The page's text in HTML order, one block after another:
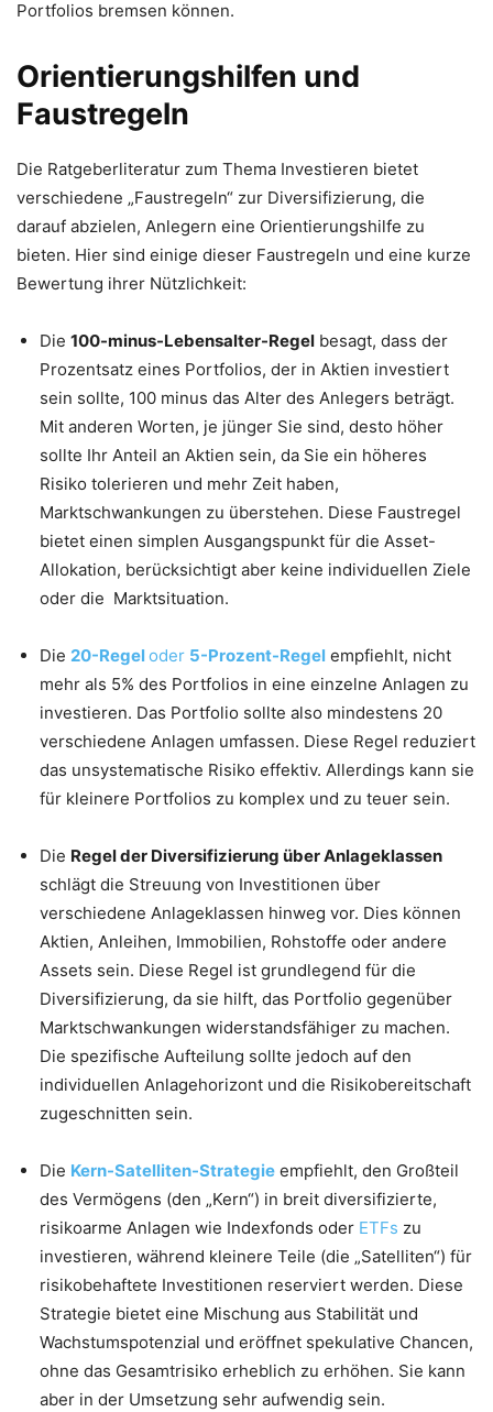
Portfolios bremsen können.
Orientierungshilfen und
Faustregeln
Die Ratgeberliteratur zum Thema Investieren bietet
verschiedene „Faustregeln“ zur Diversifizierung, die
darauf abzielen, Anlegern eine Orientierungshilfe zu
bieten. Hier sind einige dieser Faustregeln und eine kurze
Bewertung ihrer Nützlichkeit:
Die 100-minus-Lebensalter-Regel besagt, dass der
Prozentsatz eines Portfolios, der in Aktien investiert
sein sollte, 100 minus das Alter des Anlegers beträgt.
Mit anderen Worten, je jünger Sie sind, desto höher
sollte Ihr Anteil an Aktien sein, da Sie ein höheres
Risiko tolerieren und mehr Zeit haben,
Marktschwankungen zu überstehen. Diese Faustregel
bietet einen simplen Ausgangspunkt für die Asset-
Allokation, berücksichtigt aber keine individuellen Ziele
oder die Marktsituation.
Die 20-Regeloder 5-Prozent-Regel empfiehlt, nicht
mehr als 5% des Portfolios in eine einzelne Anlagen zu
investieren. Das Portfolio sollte also mindestens 20
verschiedene Anlagen umfassen. Diese Regel reduziert
das unsystematische Risiko effektiv. Allerdings kann sie
für kleinere Portfolios zu komplex und zu teuer sein.
Die Regel der Diversifizierung über Anlageklassen
schlägt die Streuung von Investitionen über
verschiedene Anlageklassen hinweg vor. Dies können
Aktien, Anleihen, Immobilien, Rohstoffe oder andere
Assets sein. Diese Regel ist grundlegend für die
Diversifizierung, da sie hilft, das Portfolio gegenüber
Marktschwankungen widerstandsfähiger zu machen.
Die spezifische Aufteilung sollte jedoch auf den
individuellen Anlagehorizont und die Risikobereitschaft
zugeschnitten sein.
Die Kern-Satelliten-Strategie empfiehlt, den Großteil
des Vermögens (den „Kern“) in breit diversifizierte,
risikoarme Anlagen wie Indexfonds oder ETFs zu
investieren, während kleinere Teile (die „Satelliten“) für
risikobehaftete Investitionen reserviert werden. Diese
Strategie bietet eine Mischung aus Stabilität und
Wachstumspotenzial und eröffnet spekulative Chancen,
ohne das Gesamtrisiko erheblich zu erhöhen. Sie kann
aber in der Umsetzung sehr aufwendig sein.